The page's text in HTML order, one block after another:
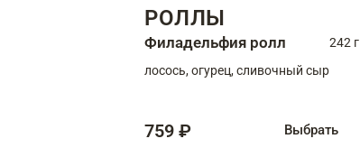
РОЛЛЫ
Филадельфия ролл
242 г
лосось, огурец, сливочный сыр
759 ₽ Выбрать